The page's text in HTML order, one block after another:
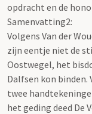
opdracht en de
Samenvatting2:
Volgens Van der
zijn eentje niet de
Oostwegel, het
Dalfsen kon
twee
het geding deed De